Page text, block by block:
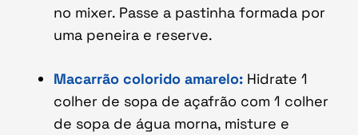
no mixer. Passe a pastinha formada por
uma peneira e reserve.
Macarrão colorido amarelo: Hidrate 1
colher de sopa de açafrão com 1 colher
de sopa de água morna, misture e